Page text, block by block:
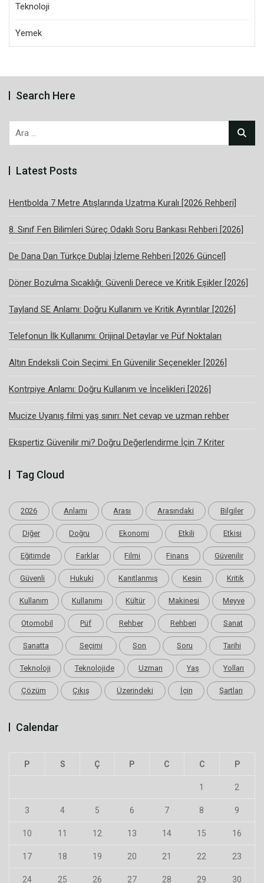
Teknoloji
Yemek
Search Here
Arama:
Latest Posts
Hentbolda 7 Metre Atışlarında Uzatma Kuralı [2026 Rehberi]
8. Sınıf Fen Bilimleri Süreç Odaklı Soru Bankası Rehberi [2026]
De Dana Dan Türkçe Dublaj İzleme Rehberi [2026 Güncel]
Döner Bozulma Sıcaklığı: Güvenli Derece ve Kritik Eşikler [2026]
Tayland SE Anlamı: Doğru Kullanım ve Kritik Ayrıntılar [2026]
Telefonun İlk Kullanımı: Orijinal Detaylar ve Püf Noktaları
Altın Endeksli Coin Seçimi: En Güvenilir Seçenekler [2026]
Kontrpiye Anlamı: Doğru Kullanım ve İncelikleri [2026]
Mucize Uyanış filmi yaş sınırı: Net cevap ve uzman rehber
Ekspertiz Güvenilir mi? Doğru Değerlendirme İçin 7 Kriter
Tag Cloud
2026 Anlamı Arası Arasındaki Bilgiler
Diğer Doğru Ekonomi Etkili Etkisi
Eğitimde Farklar Filmi Finans Güvenilir
Güvenli Hukuki Kanıtlanmış Kesin Kritik
Kullanım Kullanımı Kültür Makinesi Meyve
Otomobil Püf Rehber Rehberi Sanat
Sanatta Seçimi Son Soru Tarihi
Teknoloji Teknolojide Uzman Yaş Yolları
Çözüm Çıkış Üzerindeki İçin Şartları
Calendar
P S Ç P C C P
1 2
3 4 5 6 7 8 9
10 11 12 13 14 15 16
17 18 19 20 21 22 23
24 25 26 27 28 29 30